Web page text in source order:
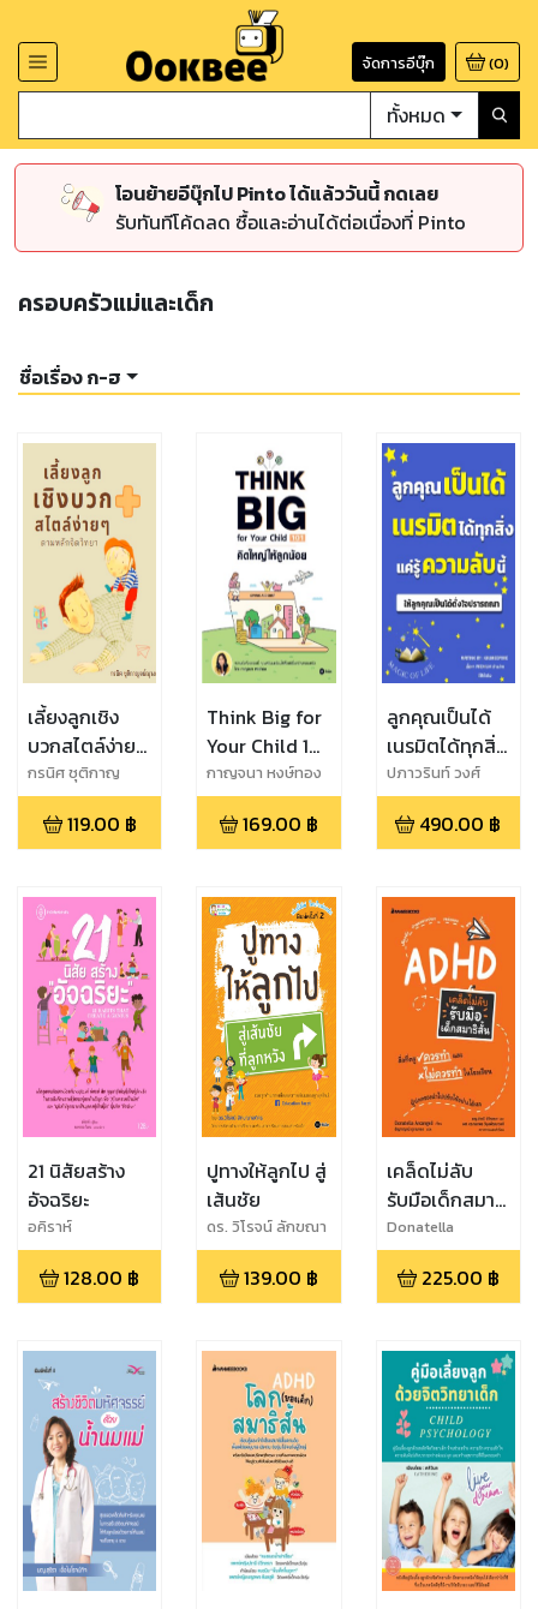
จัดการอีบุ๊ก (0)
ทั้งหมด
โอนย้ายอีบุ๊กไป Pinto ได้แล้ววันนี้ กดเลย
รับทันทีโค้ดลด ซื้อและอ่านได้ต่อเนื่องที่ Pinto
ครอบครัวแม่และเด็ก
ชื่อเรื่อง ก-ฮ
เลี้ยงลูกเชิง
บวกสไตล์ง่ายๆ
ตามหลัก
จิตวิทยา
กรนิศ ชุติกาญ
จน์ณุวงค์
119.00 ฿
Think Big for
Your Child 101
คิดใหญ่ให้ลูก
น้อย
กาญจนา หงษ์ทอง
169.00 ฿
ลูกคุณเป็นได้
เนรมิตได้ทุกสิ่ง
แค่รู้ความลับนี้
ปภาวรินท์ วงศ์
ลักษณะพิมล
490.00 ฿
21 นิสัยสร้าง
อัจฉริยะ
อคิราห์
128.00 ฿
ปูทางให้ลูกไป สู่
เส้นชัย
ดร. วิโรจน์ ลักขณา
อดิศร
139.00 ฿
เคล็ดไม่ลับ
รับมือเด็กสมาธิ
สั้น
Donatella
Arcangeli
225.00 ฿